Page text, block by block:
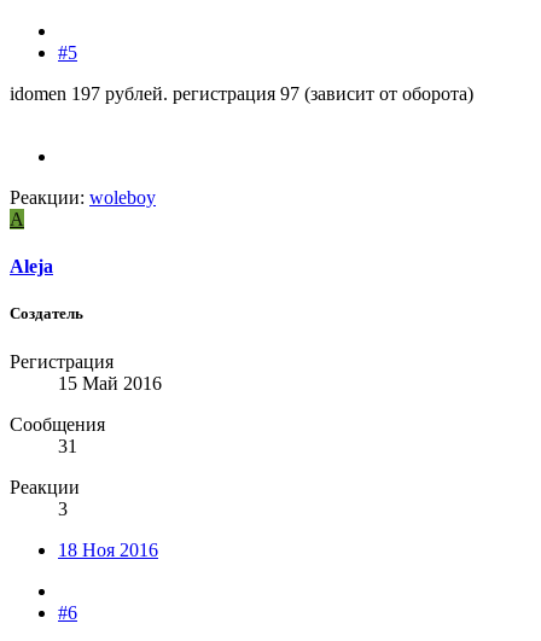
#5
idomen 197 рублей. регистрация 97 (зависит от оборота)
Реакции: woleboy
A
Aleja
Создатель
Регистрация
15 Май 2016
Сообщения
31
Реакции
3
18 Ноя 2016
#6